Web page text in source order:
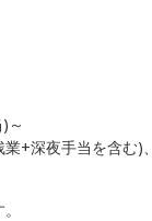
～
+深夜手当を含む)